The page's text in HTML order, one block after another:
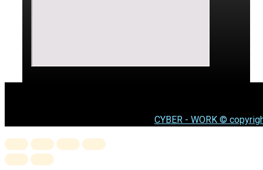
CYBER - WORK ©